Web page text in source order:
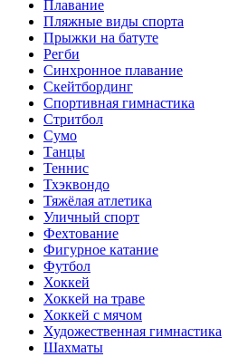
Плавание
Пляжные виды спорта
Прыжки на батуте
Регби
Синхронное плавание
Скейтбординг
Спортивная гимнастика
Стритбол
Сумо
Танцы
Теннис
Тхэквондо
Тяжёлая атлетика
Уличный спорт
Фехтование
Фигурное катание
Футбол
Хоккей
Хоккей на траве
Хоккей с мячом
Художественная гимнастика
Шахматы